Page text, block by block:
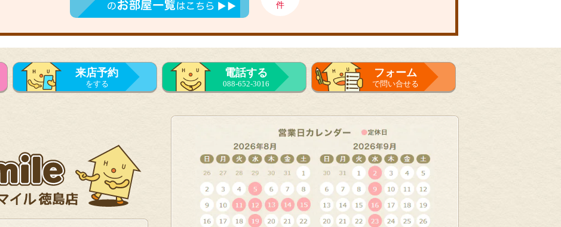
件
来店予約
をする
電話する
088-652-3016
フォーム
で問い合せる